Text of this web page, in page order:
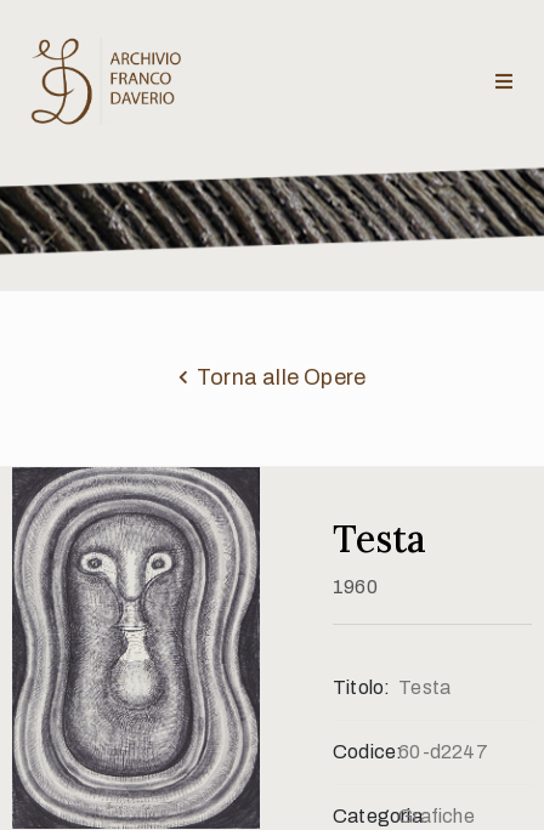
Archivio
Franco
Daverio
critici
Contatti
Torna alle Opere
Testa
1960
Titolo: Testa
Codice:60-d2247
Categoria:Grafiche